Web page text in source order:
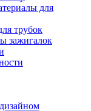
для
трубок
зажигалок